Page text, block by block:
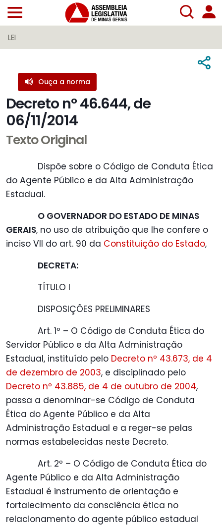
LEI
Decreto nº 46.644, de
06/11/2014
Ouça a norma
Texto Original
Dispõe sobre o Código de Conduta Ética
do Agente Público e da Alta Administração
Estadual.
O GOVERNADOR DO ESTADO DE MINAS
GERAIS, no uso de atribuição que lhe confere o
inciso VII do art. 90 da Constituição do Estado,
DECRETA:
TÍTULO I
DISPOSIÇÕES PRELIMINARES
Art. 1º – O Código de Conduta Ética do
Servidor Público e da Alta Administração
Estadual, instituído pelo Decreto nº 43.673, de 4
de dezembro de 2003, e disciplinado pelo
Decreto nº 43.885, de 4 de outubro de 2004,
passa a denominar-se Código de Conduta
Ética do Agente Público e da Alta
Administração Estadual e a reger-se pelas
normas estabelecidas neste Decreto.
Art. 2º – O Código de Conduta Ética do
Agente Público e da Alta Administração
Estadual é instrumento de orientação e
fortalecimento da consciência ética no
relacionamento do agente público estadual